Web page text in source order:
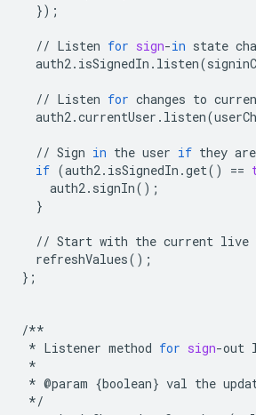
});
// Listen for sign-in state
auth2. isSignedIn . listen(
// Listen for changes to
auth2.currentUser . listen(
// Sign in the user if they are
if (auth2. isSignedIn .get() ==
auth2. signIn();
}
// Start with the current live
refreshValues();
};
/**
* Listener method for sign-out
*
* @param {boolean} val the
*/